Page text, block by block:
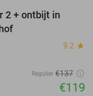
2 + ontbijt in
9.2 star
Regulier €137
€119